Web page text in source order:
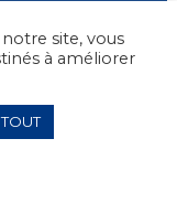
site, vous
à améliorer